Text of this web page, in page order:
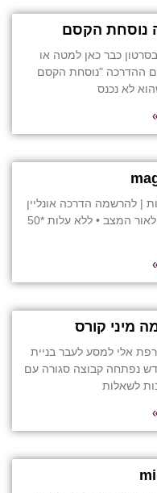
נוסחת הקסם
כבר כאן למטה או
ההדרכה "נוסחת הקסם
לא נכנס
| להרשמה הדרכה אונליין
מהפכנית לבעלי עסקים • פתוח עכשיו לאור המצב • ללא עלות *50
מיני קורס
אלי למסע לעבר בניית
כל חודש נפתחה קבוצה סגורה עם
לשאלות